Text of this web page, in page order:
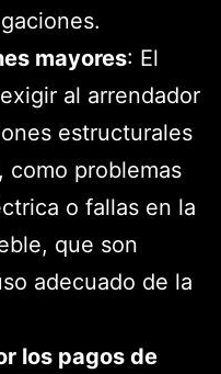
mayores: El
al arrendador
estructurales
como problemas
o fallas en la
que son
adecuado de la
los pagos de